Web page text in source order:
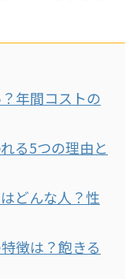
年間コストの
る5つの理由と
どんな人？性
徴は？飽きる